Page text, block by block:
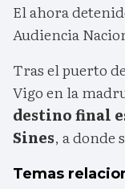
El ahora
Audiencia
Tras el puerto
Vigo en la
destino final
Sines, a donde
Temas